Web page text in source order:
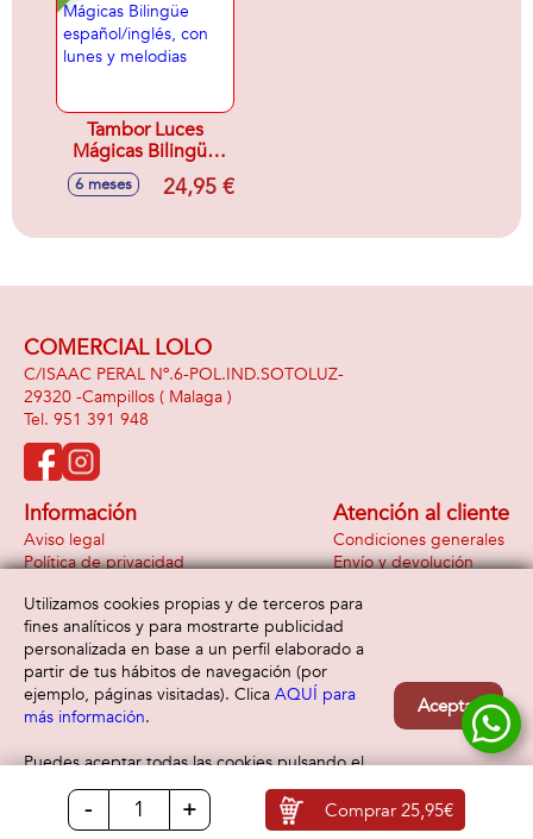
- + Comprar25,95€
Tambor Luces
Mágicas Bilingüe
español/inglés, con
lunes y melodias
6 meses 24,95 €
COMERCIAL LOLO
C/ISAAC PERAL Nº.6-POL.IND.SOTOLUZ-
29320 -Campillos ( Malaga )
951 391 948
Información
Aviso legal
Política de privacidad
Atención al cliente
Condiciones generales
Envío y devolución
Formas de pago
Utilizamos cookies propias y de terceros para
fines analíticos y para mostrarte publicidad
personalizada en base a un perfil elaborado a
partir de tus hábitos de navegación (por
ejemplo, páginas visitadas). Clica AQUÍ para
más información.
Puedes aceptar todas las cookies pulsando el
botón “Aceptar” o configurarlas o rechazar su
uso clicando
AQUÍ
Aceptar